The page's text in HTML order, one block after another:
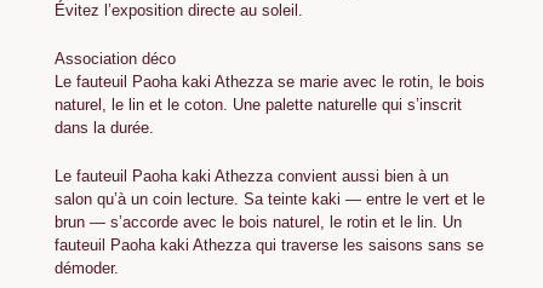
Évitez l’exposition directe au soleil.
Association déco
Le fauteuil Paoha kaki Athezza se marie avec le rotin, le bois
naturel, le lin et le coton. Une palette naturelle qui s’inscrit
dans la durée.
Le fauteuil Paoha kaki Athezza convient aussi bien à un
salon qu’à un coin lecture. Sa teinte kaki — entre le vert et le
brun — s’accorde avec le bois naturel, le rotin et le lin. Un
fauteuil Paoha kaki Athezza qui traverse les saisons sans se
démoder.